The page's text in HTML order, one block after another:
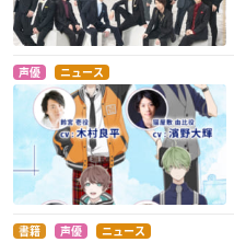
声優 ニュース
書籍 声優 ニュース